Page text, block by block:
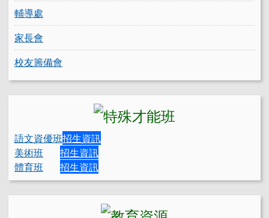
輔導處
家長會
校友籌備會
語文資優班招生資訊
美術班
招生資訊
體育班
招生資訊